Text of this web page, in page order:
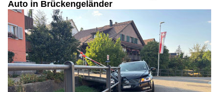
Auto in Brückengeländer